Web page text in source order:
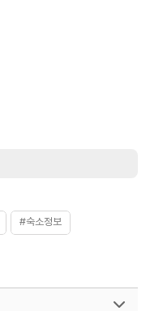
#숙소정보